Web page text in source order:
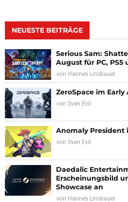
NEUESTE BEITRÄGE
Serious Sam:
August für PC, PS5
von Hannes Linsbauer
ZeroSpace im Early
von Sven Evil
Anomaly President
von Sven Evil
Daedalic
Erscheinungsbild
Showcase an
von Hannes Linsbauer